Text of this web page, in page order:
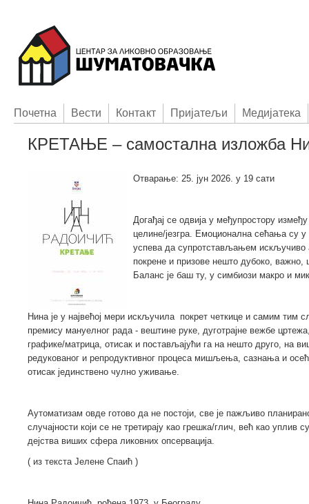
Пoчетна Вести Контакт Приjатељи Медијатека
КРЕТАЊЕ – самостална изложба
Отварање: 25. јун 2026. у 19 сати
Догађај се одвија у међупростору
целине/језгра. Емоционална сећања су
успева да супротстављањем искључиво
покрене и призове нешто дубоко,
Баланс је баш ту, у симбиози макро и
Нина је у највећој мери искључила покрет четкице и самим тим
премису мануелног рада - вештине руке, дуготрајне вежбе
графике/матрица, отисак и постављајући га на нешто друго, на
редукованог и репродуктивног процеса мишљења, сазнања и
отисак јединствено чулно уживање.
Аутоматизам овде готово да не постоји, све је пажљиво
случајности који се не третирају као грешка/глич, већ као уплив
дејства виших сфера ликовних опсервација.
( из текста Јелене Спаић )